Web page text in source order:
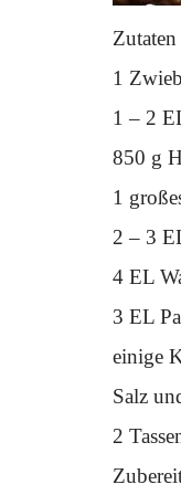
Zutaten
1
1 – 2
850 g
1
2 – 3
4 EL
3 EL
einige
Salz
2